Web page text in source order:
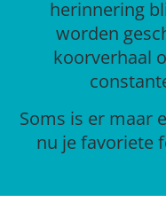
herinnering
worden
koorverhaal
Soms is er maar
nu je favoriete